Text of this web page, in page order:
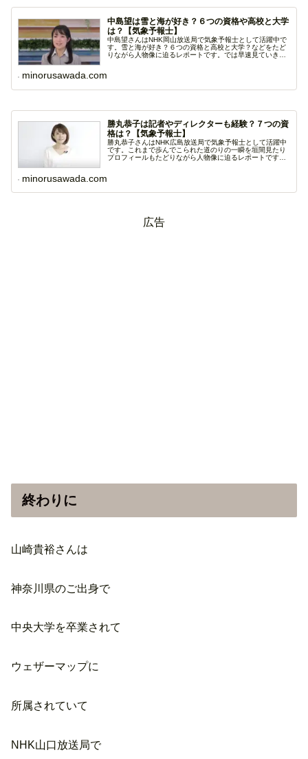
中島望は雪と海が好き？６つの資格や高校と大学
は？【気象予報士】
中島望さんはNHK岡山放送局で気象予報士として活躍中で
す。雪と海が好き？６つの資格と高校と大学？などをたど
りながら人物像に迫るレポートです。では早速見ていきま
minorusawada.com
勝丸恭子は記者やディレクターも経験？７つの資
格は？【気象予報士】
勝丸恭子さんはNHK広島放送局で気象予報士として活躍中
です。これまで歩んでこられた道のりの一瞬を垣間見たり
プロフィールもたどりながら人物像に迫るレポートです。
minorusawada.com
広告
終わりに
山崎貴裕さんは
神奈川県のご出身で
中央大学を卒業されて
ウェザーマップに
所属されていて
NHK山口放送局で